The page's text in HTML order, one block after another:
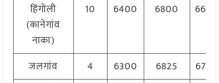
हिंगोली
(कानेगांव
नाका)
10 6400 6800 6600
जलगांव 4 6300 6825
6700